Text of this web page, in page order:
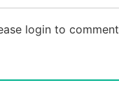
login to comment